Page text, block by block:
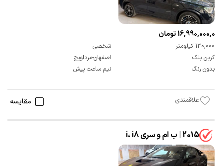
16,990,000,000 تومان
130,000 کیلومتر
شخصی
کربن بلک
اصفهان-مرداویج
بدون رنگ
نیم ساعت پیش
علاقمندی مقایسه
2015 | ب ام و سری i، i8